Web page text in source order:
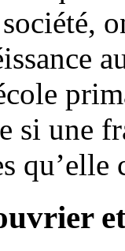
si une
qu’elle